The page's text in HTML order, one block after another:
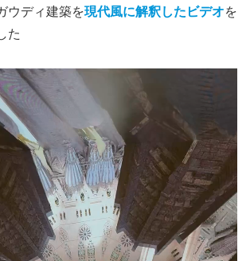
ウディ建築を現代風に解釈したビデオを
た